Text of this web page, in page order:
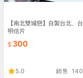
【南北雙城戀】自製台北、
明信片
300
5.0 銷售 140